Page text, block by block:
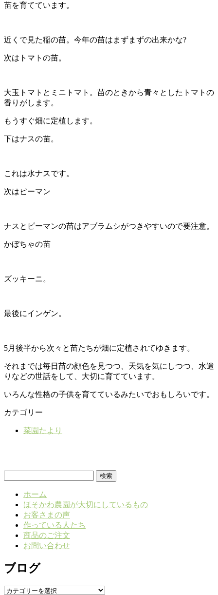
苗を育てています。
近くで見た稲の苗。今年の苗はまずまずの出来かな?
次はトマトの苗。
大玉トマトとミニトマト。苗のときから青々としたトマトの
香りがします。
もうすぐ畑に定植します。
下はナスの苗。
これは水ナスです。
次はピーマン
ナスとピーマンの苗はアブラムシがつきやすいので要注意。
かぼちゃの苗
ズッキーニ。
最後にインゲン。
5月後半から次々と苗たちが畑に定植されてゆきます。
それまでは毎日苗の顔色を見つつ、天気を気にしつつ、水遣
りなどの世話をして、大切に育てています。
いろんな性格の子供を育てているみたいでおもしろいです。
カテゴリー
菜園たより
ホーム
ほそかわ農園が大切にしているもの
お客さまの声
作っている人たち
商品のご注文
お問い合わせ
ブログ
ブ